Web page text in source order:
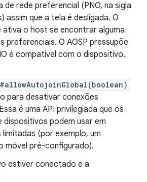
de rede preferencial (PNO, na sigla
assim que a tela é desligada. O
ativa o host se encontrar alguma
preferenciais. O AOSP pressupõe
é compatível com o dispositivo.
para desativar conexões
é uma API privilegiada que os
dispositivos podem usar em
(por exemplo, um
móvel pré-configurado).
estiver conectado e a